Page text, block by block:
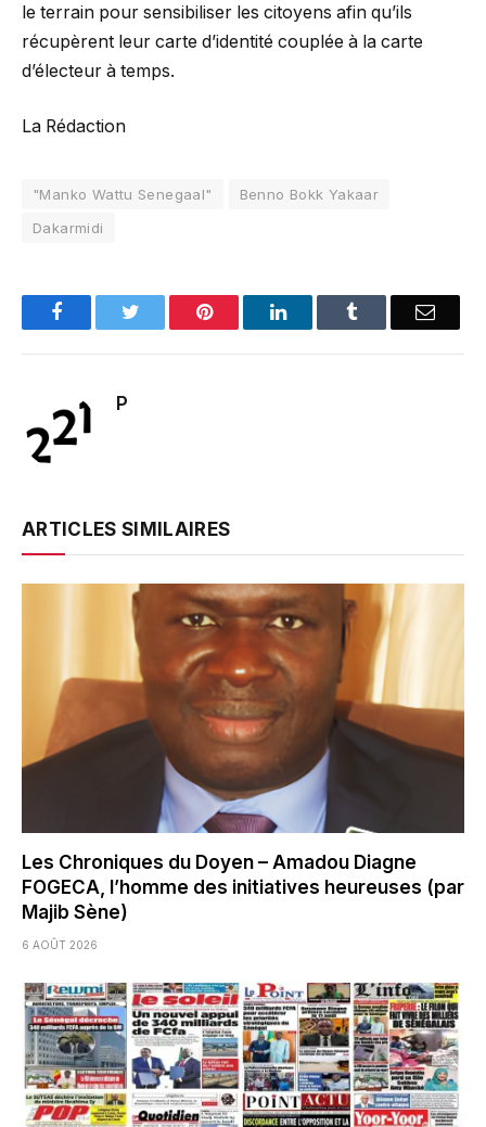
le terrain pour sensibiliser les citoyens afin qu’ils
récupèrent leur carte d’identité couplée à la carte
d’électeur à temps.
La Rédaction
"Manko Wattu Senegaal"
Benno Bokk Yakaar
Dakarmidi
FacebookTwitter Pinterest LinkedInTumblr Email
P
ARTICLES SIMILAIRES
Les Chroniques du Doyen – Amadou Diagne
FOGECA, l’homme des initiatives heureuses (par
Majib Sène)
6 AOÛT 2026